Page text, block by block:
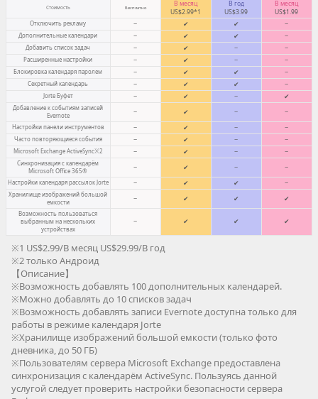
Стоимость Бесплатно
В месяц
US$2.99*1
В год
US$3.99
В месяц
US$1.99
Отключить рекламу − ✔ ✔ −
Дополнительные календари − ✔ ✔ −
Добавить список задач − ✔ − −
Расширенные настройки − ✔ − −
Блокировка календаря паролем − ✔ ✔ −
Секретный календарь − ✔ ✔ −
Jorte Буфет − ✔ − ✔
Добавление к событиям записей
Evernote
− ✔ − −
Настройки панели инструментов − ✔ − −
Часто повторяющиеся события − ✔ − −
Microsoft Exchange ActiveSync※2 − ✔ − −
Синхронизация с календарём
Microsoft Office 365®
− ✔ − −
Настройки календаря рассылок Jorte − ✔ ✔ −
Хранилище изображений большой
емкости
− ✔ ✔ ✔
Возможность пользоваться
выбранным на нескольких
устройствах
− ✔ ✔ ✔
※1 US$2.99/В месяц US$29.99/В год
※2 только Андроид
【Описание】
※Возможность добавлять 100 дополнительных календарей.
※Можно добавлять до 10 списков задач
※Возможность добавлять записи Evernote доступна только для
работы в режиме календаря Jorte
※Хранилище изображений большой емкости (только фото
дневника, до 50 ГБ)
※Пользователям сервера Microsoft Exchange предоставлена
синхронизация с календарём ActiveSync. Пользуясь данной
услугой следует проверить настройки безопасности сервера